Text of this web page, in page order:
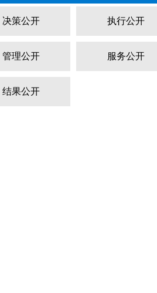
决策公开 执行公开
管理公开 服务公开
结果公开